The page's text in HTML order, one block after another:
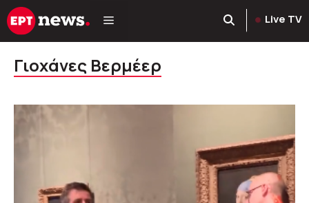
Μετάβαση
σε
Live TV
Γιοχάνες Βερμέερ